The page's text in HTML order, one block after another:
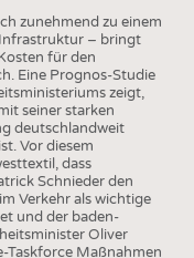
zunehmend zu einem
– bringt
für den
Eine Prognos-Studie
zeigt,
seiner starken
deutschlandweit
Vor diesem
dass
Schnieder den
Verkehr als wichtige
und der baden-
Oliver
Taskforce Maßnahmen